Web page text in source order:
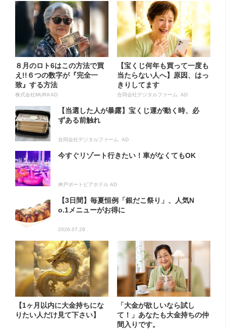
８月のロト6はこの方法で買
え!!６つの数字が『完全一
致』する方法
株式会社MURA AD
【宝くじ何年も買って一度も
当たらない人へ】原因、はっ
きりしてます
合同会社デジタルファーム AD
【当選した人が暴露】宝くじ運が動く時、必
ずある前触れ
合同会社デジタルファーム AD
今すぐリゾート行きたい！車がなくてもOK
神戸ポートピアホテル AD
【3日間】毎夏恒例「銀だこ祭り」、人気N
o.1メニューがお得に
2026.07.29
【1ヶ月以内に大金持ちにな
りたい人だけ見て下さい】
「大金が欲しいなら試し
て！」あなたも大金持ちの仲
間入りです。